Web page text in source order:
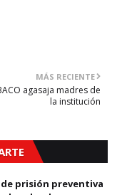
MÁS RECIENTE
agasaja madres de
la institución
prisión preventiva